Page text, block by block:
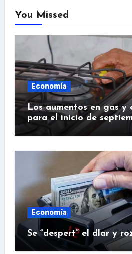
You Missed
Economía
Los aumentos en gas y
para el inicio de
Economía
Se “despert” el dlar y